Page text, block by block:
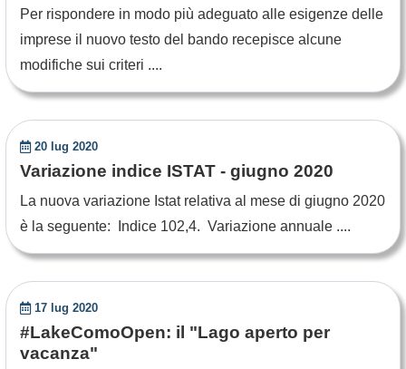
Per rispondere in modo più adeguato alle esigenze delle
imprese il nuovo testo del bando recepisce alcune
modifiche sui criteri ....
20 lug 2020
Variazione indice ISTAT - giugno 2020
La nuova variazione Istat relativa al mese di giugno 2020
è la seguente: Indice 102,4. Variazione annuale ....
17 lug 2020
#LakeComoOpen: il "Lago aperto per
vacanza"